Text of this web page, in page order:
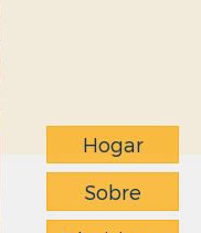
Hogar
Sobre